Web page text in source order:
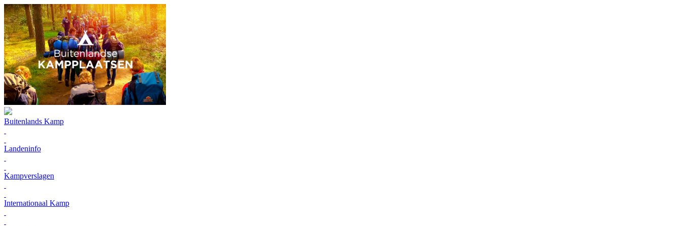
Buitenlands Kamp
Landeninfo
Kampverslagen
Internationaal Kamp